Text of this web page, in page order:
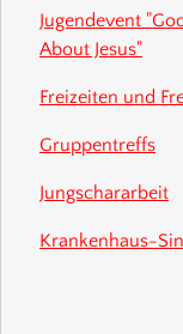
Jugendevent
About Jesus"
Freizeiten und
Gruppentreffs
Jungschararbeit
Krankenhaus-